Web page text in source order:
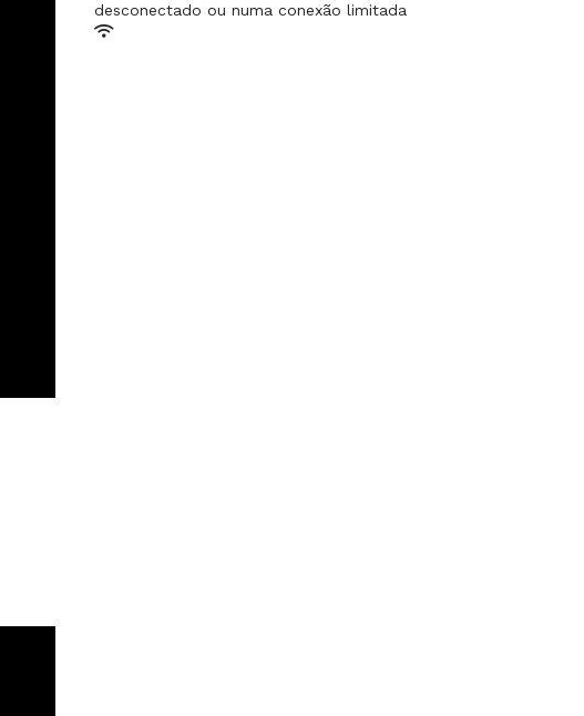
desconectado ou numa conexão limitada